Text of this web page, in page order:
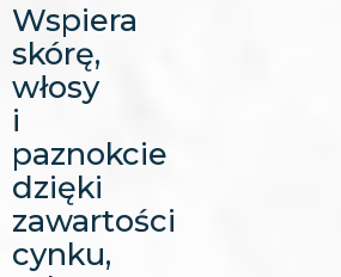
Wspiera
skórę,
włosy
i
paznokcie
dzięki
zawartości
cynku,